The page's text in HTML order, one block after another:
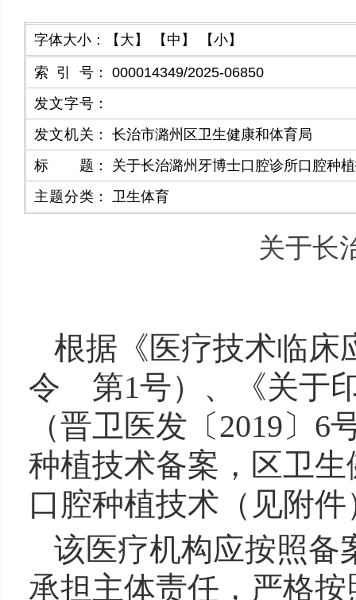
字体大小： 【大】 【中】 【小】
索引号 ：
000014349/2025-06850
发文字号 ：
发文机关 ：
长治市潞州区卫生健康和体育局
标题 ：
关于长治潞州牙博士口腔诊所口腔种
主题分类 ： 卫生体育
关于长
根据《医疗技术临床
令 第1号）、《关于
（晋卫医发〔2019〕
种植技术备案，区卫
口腔种植技术（见附
该医疗机构应按照备
承担主体责任，严格